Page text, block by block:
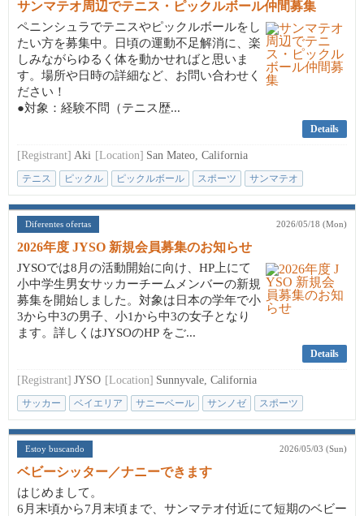
サンマテオ周辺でテニス・ピックルボール仲間募集
ペニンシュラでテニスやピックルボールをし
たい方を募集中。日頃の運動不足解消に、楽
しみながらゆるく体を動かせればと思いま
す。場所や日時の詳細など、お問い合わせく
ださい！
●対象：経験不問（テニス歴...
Details
[Registrant] Aki [Location] San Mateo, California
テニス ピックル ピックルボール スポーツ サンマテオ
Diferentes ofertas 2026/05/18 (Mon)
2026年度 JYSO 新規会員募集のお知らせ
JYSOでは8月の活動開始に向け、HP上にて
小中学生男女サッカーチームメンバーの新規
募集を開始しました。対象は日本の学年で小
3から中3の男子、小1から中3の女子となり
ます。詳しくはJYSOのHP をご...
Details
[Registrant] JYSO [Location] Sunnyvale, California
サッカー ベイエリア サニーベール サンノゼ スポーツ
Estoy buscando 2026/05/03 (Sun)
ベビーシッター／ナニーできます
はじめまして。
6月末頃から7月末頃まで、サンマテオ付近にて短期のベビー